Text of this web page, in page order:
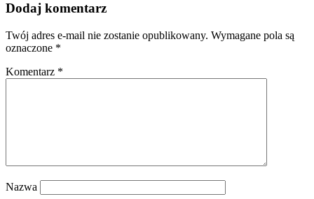
Dodaj komentarz
Twój adres e-mail nie zostanie opublikowany. Wymagane pola są
oznaczone *
Komentarz *
Nazwa